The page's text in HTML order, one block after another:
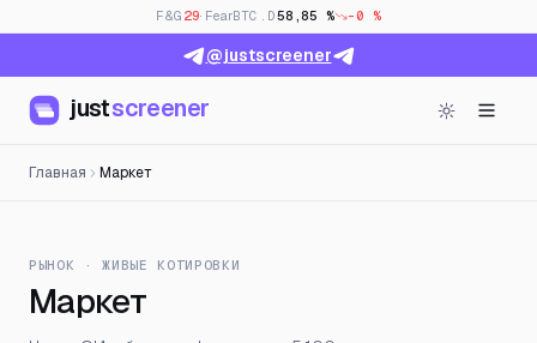
F&G 29· FearBTC.D58,85 % -0 %
@justscreener
justscreener
Главная Маркет
РЫНОК · ЖИВЫЕ КОТИРОВКИ
Маркет